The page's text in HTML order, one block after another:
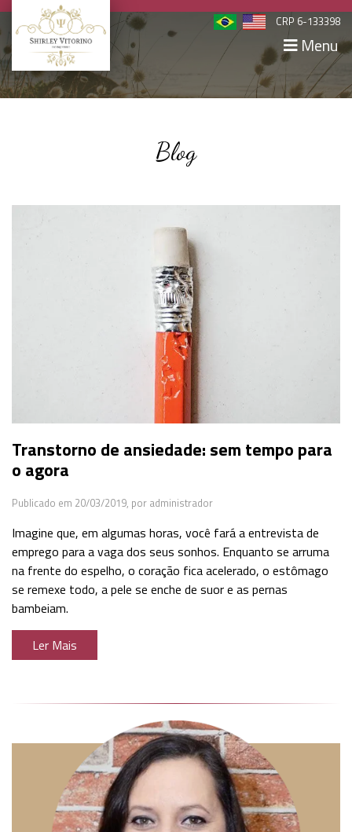
CRP 6-133398
Menu
Blog
Transtorno de ansiedade: sem tempo para
o agora
Publicado em 20/03/2019, por administrador
Imagine que, em algumas horas, você fará a entrevista de
emprego para a vaga dos seus sonhos. Enquanto se arruma
na frente do espelho, o coração fica acelerado, o estômago
se remexe todo, a pele se enche de suor e as pernas
bambeiam.
Ler Mais